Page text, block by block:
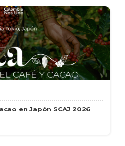
en Japón SCAJ 2026